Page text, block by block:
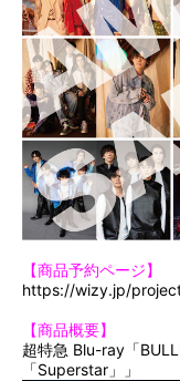
【商品予約ページ】
https://wizy.jp/
【商品概要】
超特急 Blu-ray「
「Superstar」」